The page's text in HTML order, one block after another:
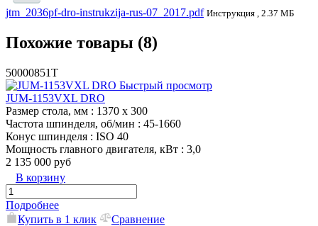
jtm_2036pf-dro-instrukzija-rus-07_2017.pdf Инструкция , 2.37 МБ
Похожие товары (8)
50000851T
Быстрый просмотр
JUM-1153VXL DRO
Размер стола, мм : 1370 x 300
Частота шпинделя, об/мин : 45-1660
Конус шпинделя : ISO 40
Мощность главного двигателя, кВт : 3,0
2 135 000 руб
В корзину
Подробнее
Купить в 1 клик
Сравнение